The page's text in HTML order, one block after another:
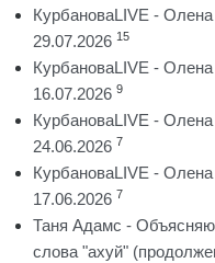
КурбановаLIVE -
29.07.2026 15
КурбановаLIVE -
16.07.2026 9
КурбановаLIVE -
24.06.2026 7
КурбановаLIVE -
17.06.2026 7
Таня Адамс - Объясняю
слова "ахуй"